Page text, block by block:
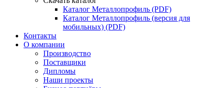
Каталог Металлопрофиль (PDF)
Каталог Металлопрофиль (версия для
мобильных) (PDF)
Контакты
О компании
Производство
Поставщики
Дипломы
Наши проекты